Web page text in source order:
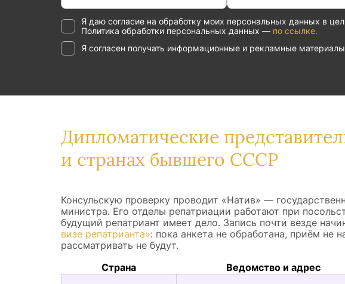
Я даю согласие на обработку моих персональных данных в
Политика обработки персональных данных — по ссылке.
Я согласен получать информационные и рекламные
Дипломатические
и странах бывшего СССР
Консульскую проверку проводит «Натив» —
министра. Его отделы репатриации работают при
будущий репатриант имеет дело. Запись почти везде
визе репатрианта»: пока анкета не обработана, приём не
рассматривать не будут.
Страна
Ведомство и адрес